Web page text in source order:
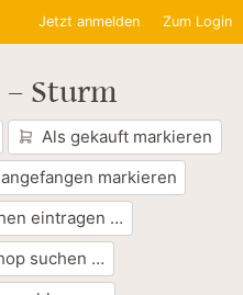
Jetzt anmelden Zum Login
– Sturm
Als gekauft markieren
markieren
eintragen …
suchen …